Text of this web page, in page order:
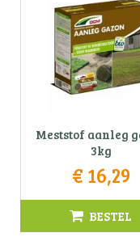
Meststof aanleg
3kg
€ 16,29
BESTEL